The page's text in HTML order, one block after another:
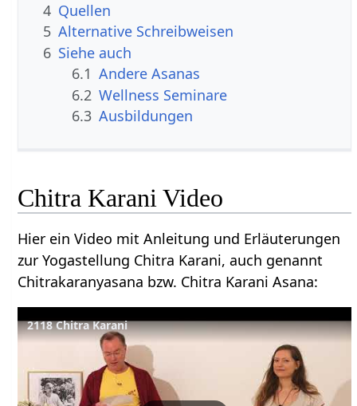
4 Quellen
5 Alternative Schreibweisen
6 Siehe auch
6.1 Andere Asanas
6.2 Wellness Seminare
6.3 Ausbildungen
Chitra Karani Video
Hier ein Video mit Anleitung und Erläuterungen
zur Yogastellung Chitra Karani, auch genannt
Chitrakaranyasana bzw. Chitra Karani Asana:
2118 Chitra Karani